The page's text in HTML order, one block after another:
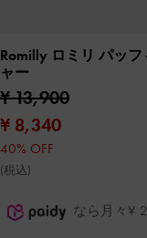
Romilly ロミリ パッ
ャー
¥ 13,900
¥ 8,340
40% OFF
(税込)
なら月々¥